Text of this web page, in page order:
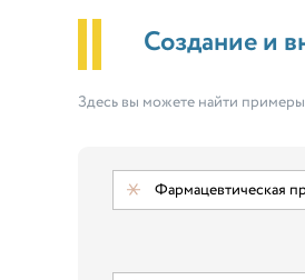
Создание и
Здесь вы можете найти
Фармацевтическая